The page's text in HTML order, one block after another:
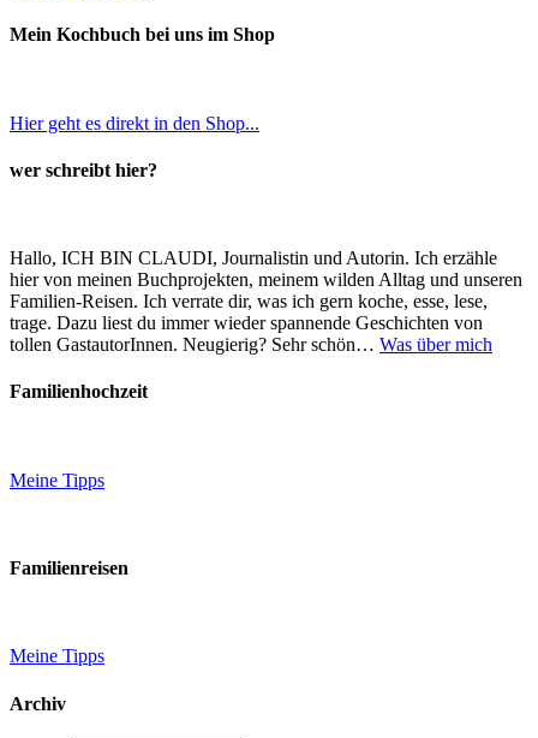
Mein Kochbuch bei uns im Shop
Hier geht es direkt in den Shop...
wer schreibt hier?
Hallo, ICH BIN CLAUDI, Journalistin und Autorin. Ich erzähle
hier von meinen Buchprojekten, meinem wilden Alltag und unseren
Familien-Reisen. Ich verrate dir, was ich gern koche, esse, lese,
trage. Dazu liest du immer wieder spannende Geschichten von
tollen GastautorInnen. Neugierig? Sehr schön… Was über mich
Familienhochzeit
Meine Tipps
Familienreisen
Meine Tipps
Archiv